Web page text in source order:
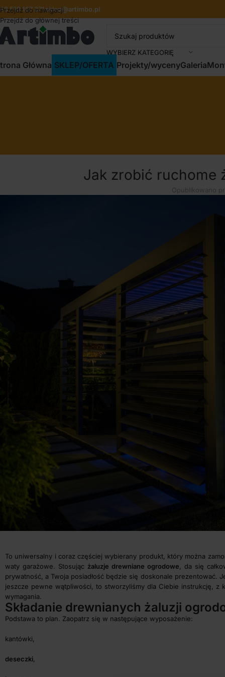
Przejdź do nawigacji
Przejdź do głównej treści
519 167 371sklep@artimbo.pl
WYBIERZ KATEGORIĘ
Główna SKLEP/OFERTA Projekty/wycenyGaleria
Jak zrobić ruchome
To uniwersalny i coraz częściej wybierany produkt, który można
waty garażowe. Stosując żaluzje drewniane ogrodowe , da się
prywatność, a Twoja posiadłość będzie się doskonale prezentować.
jeszcze pewne wątpliwości, to stworzyliśmy dla Ciebie instrukcję, z
wymagania.
Składanie drewnianych żaluzji
Podstawa to plan. Zaopatrz się w następujące wyposażenie:
kantówki,
deseczki